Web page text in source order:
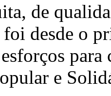
de
desde o
e